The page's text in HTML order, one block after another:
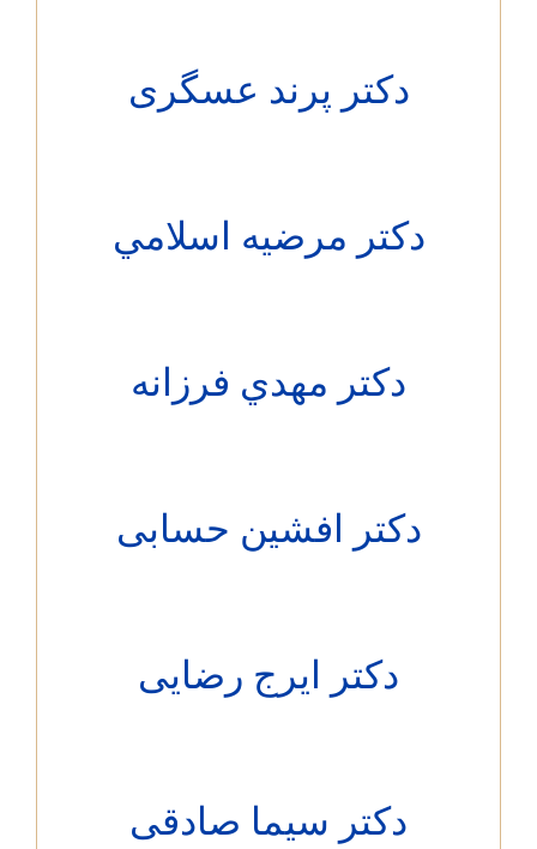
دکتر پرند عسگری
دکتر مرضيه اسلامي
دکتر مهدي فرزانه
دکتر افشین حسابی
دکتر ایرج رضایی
دکتر سیما صادقی